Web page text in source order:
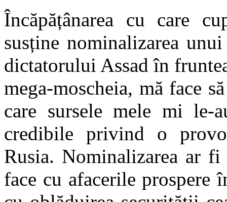
Încăpățânarea cu care
susține nominalizarea
dictatorului Assad în
mega-moscheia, mă face
care sursele mele mi le-
credibile privind o
Rusia. Nominalizarea ar
face cu afacerile prospere